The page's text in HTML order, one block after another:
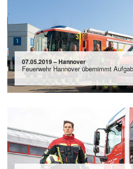
07.05.2019 – Hannover
Feuerwehr Hannover übernimmt